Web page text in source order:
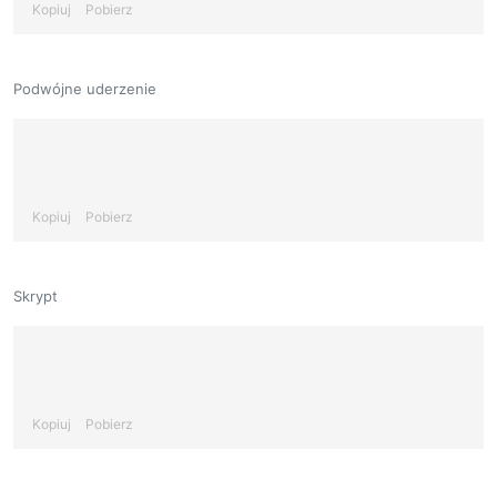
Kopiuj Pobierz
Podwójne uderzenie
Kopiuj Pobierz
Skrypt
Kopiuj Pobierz